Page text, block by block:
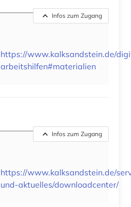
Infos zum Zugang
https://www.kalksandstein.de/
arbeitshilfen#materialien
Infos zum Zugang
https://www.kalksandstein.de/
und-aktuelles/downloadcenter/